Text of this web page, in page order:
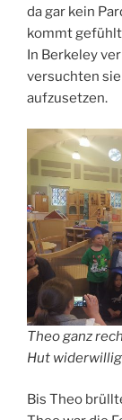
da gar kein
kommt gefühlt
In Berkeley
versuchten
aufzusetzen.
Theo ganz
Hut
Bis Theo